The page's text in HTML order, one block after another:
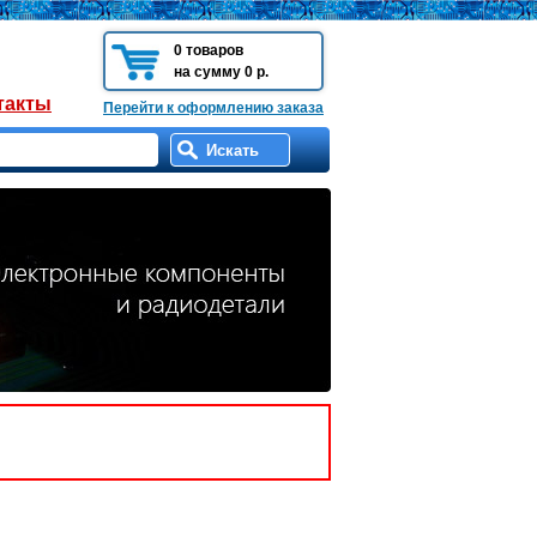
0 товаров
на сумму 0 р.
Перейти к оформлению заказа